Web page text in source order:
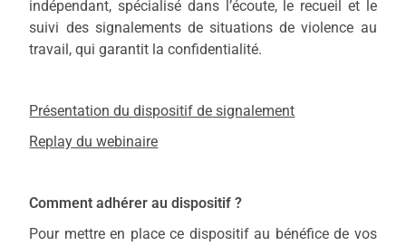
indépendant, spécialisé dans l’écoute, le recueil et le
suivi des signalements de situations de violence au
travail, qui garantit la confidentialité.
Présentation du dispositif de signalement
Replay du webinaire
Comment adhérer au dispositif ?
Pour mettre en place ce dispositif au bénéfice de vos